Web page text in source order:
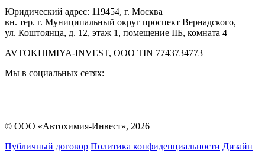
Юридический адрес: 119454, г. Москва
вн. тер. г. Муниципальный округ проспект Вернадского,
ул. Коштоянца, д. 12, этаж 1, помещение IIБ, комната 4
AVTOKHIMIYA-INVEST, OOO TIN 7743734773
Мы в социальных сетях:
© ООО «Автохимия-Инвест», 2026
Публичный договор Политика конфиденциальности Дизайн